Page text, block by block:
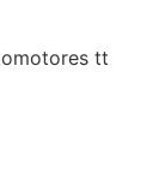
tt